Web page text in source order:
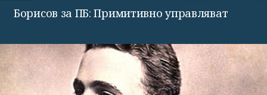
Борисов за ПБ: Примитивно управляват